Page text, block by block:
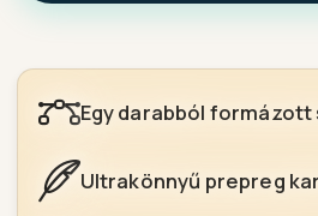
Egy darabból
Ultrakönnyű prepreg